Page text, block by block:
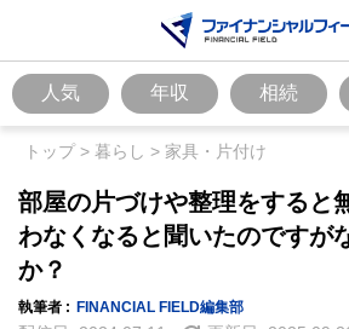
人気 年収 相続
トップ> 暮らし > 家具・片付け
部屋の片づけや整理をすると
わなくなると聞いたのですが
か？
執筆者 : FINANCIAL FIELD編集部